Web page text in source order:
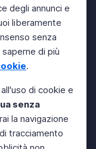
degli annunci e
liberamente
senza
di più
.
di cookie e
senza
la navigazione
tracciamento